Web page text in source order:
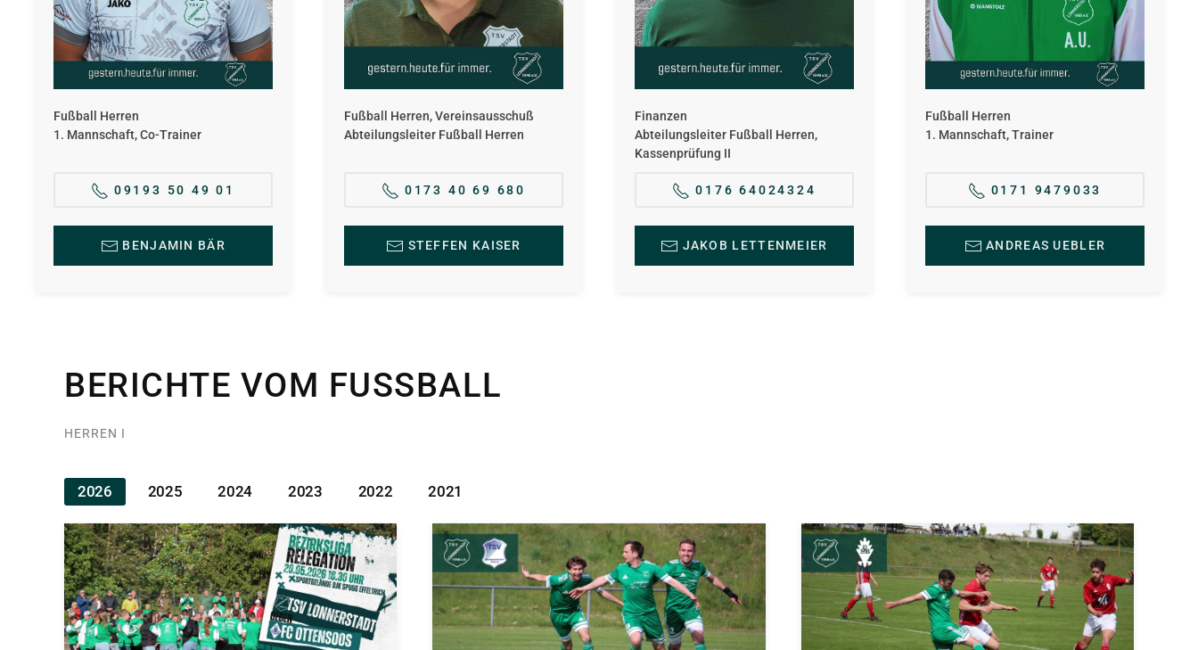
Fußball Herren
1. Mannschaft, Co-Trainer
09193 50 49 01
BENJAMIN BÄR
Fußball Herren, Vereinsausschuß
Abteilungsleiter Fußball Herren
0173 40 69 680
STEFFEN KAISER
Finanzen
Abteilungsleiter Fußball Herren,
Kassenprüfung II
0176 64024324
JAKOB LETTENMEIER
Fußball Herren
1. Mannschaft, Trainer
0171 9479033
ANDREAS UEBLER
BERICHTE VOM FUSSBALL
HERREN I
2026 2025 2024 2023 2022 2021